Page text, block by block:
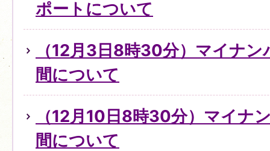
ポートについて
（12月3日8時30分）マイナ
間について
（12月10日8時30分）マイナ
間について